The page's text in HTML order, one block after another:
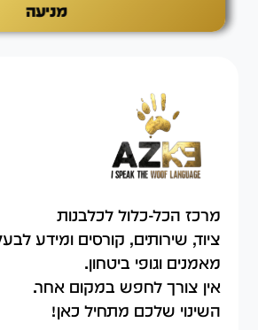
מניעה
מרכז הכל-כלול לכלבנות
ציוד, שירותים, קורסים ומידע
מאמנים וגופי ביטחון.
אין צורך לחפש במקום אחר.
השינוי שלכם מתחיל כאן!